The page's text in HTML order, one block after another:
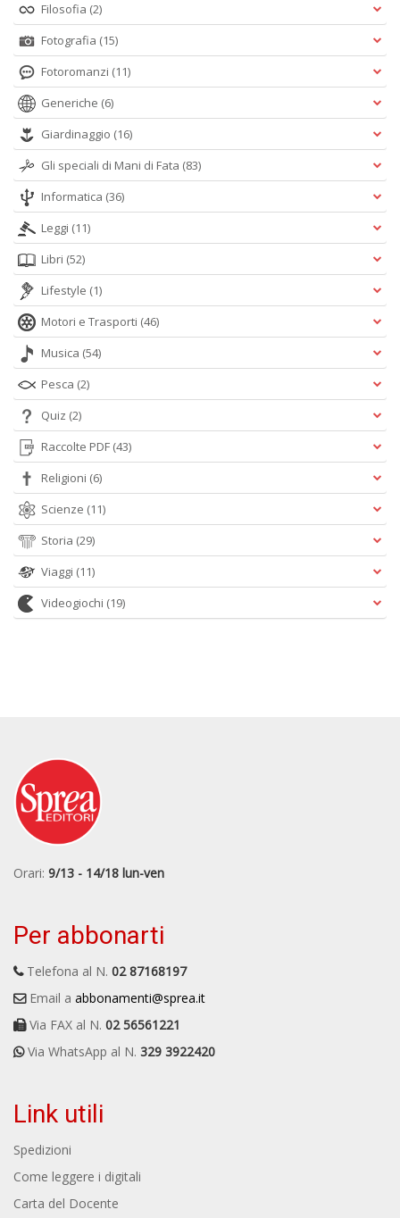
Filosofia (2)
Fotografia (15)
Fotoromanzi (11)
Generiche (6)
Giardinaggio (16)
Gli speciali di Mani di Fata (83)
Informatica (36)
Leggi (11)
Libri (52)
Lifestyle (1)
Motori e Trasporti (46)
Musica (54)
Pesca (2)
Quiz (2)
Raccolte PDF (43)
Religioni (6)
Scienze (11)
Storia (29)
Viaggi (11)
Videogiochi (19)
Orari: 9/13 - 14/18 lun-ven
Per abbonarti
Telefona al N. 02 87168197
Email a abbonamenti@sprea.it
Via FAX al N. 02 56561221
Via WhatsApp al N. 329 3922420
Link utili
Spedizioni
Come leggere i digitali
Carta del Docente